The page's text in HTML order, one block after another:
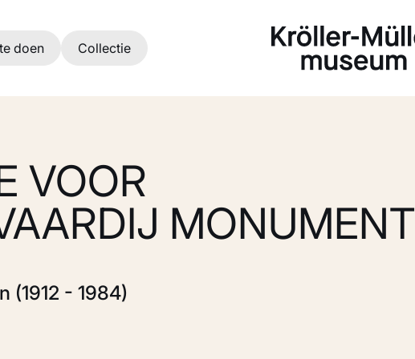
doen Collectie
VOOR
MONUMENT
(1912 - 1984)